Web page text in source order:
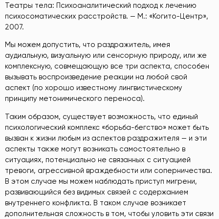
Театры тела: Психоаналитический подход к лечению
психосоматических расстройств. — М.: «Когито-Центр»,
2007.
Мы можем допустить, что раздражитель, имея
аудиальную, визуальную или сенсорную природу, или же
комплексную, совмещающую все три аспекта, способен
вызывать воспроизведение реакции на любой свой
аспект (по хорошо известному лингвистическому
принципу метонимического переноса).
Таким образом, существует возможность, что единый
психологический комплекс «борьба-бегство» может быть
вызван к жизни любым из аспектов раздражителя — и эти
аспекты также могут возникать самостоятельно в
ситуациях, потенциально не связанных с ситуацией
тревоги, агрессивной враждебности или соперничества.
В этом случае мы можем наблюдать приступ мигрени,
развивающийся без видимых связей с содержанием
внутреннего конфликта. В таком случае возникает
дополнительная сложность в том, чтобы уловить эти связи